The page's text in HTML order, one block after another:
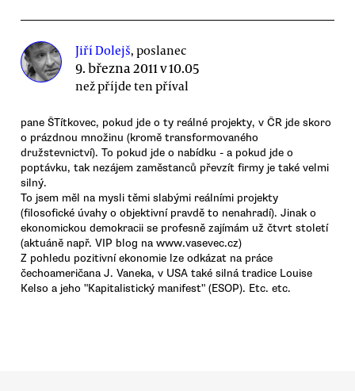
Jiří Dolejš, poslanec
9. března 2011 v 10.05
než příjde ten příval
pane ŠTítkovec, pokud jde o ty reálné projekty, v ČR jde skoro
o prázdnou množinu (kromě transformovaného
družstevnictví). To pokud jde o nabídku - a pokud jde o
poptávku, tak nezájem zaměstanců převzít firmy je také velmi
silný.
To jsem měl na mysli těmi slabými reálními projekty
(filosofické úvahy o objektivní pravdě to nenahradí). Jinak o
ekonomickou demokracii se profesně zajímám už čtvrt století
(aktuáně např. VIP blog na www.vasevec.cz)
Z pohledu pozitivní ekonomie lze odkázat na práce
čechoameričana J. Vaneka, v USA také silná tradice Louise
Kelso a jeho "Kapitalistický manifest" (ESOP). Etc. etc.